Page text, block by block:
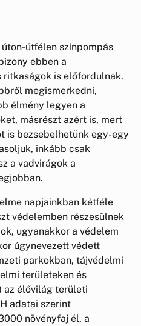
útfélen színpompás
ebben a
ritkaságok is előfordulnak.
megismerkedni,
élmény legyen a
másrészt azért is, mert
is bezsebelhetünk egy-egy
inkább csak
a vadvirágok a
napjainkban kétféle
védelemben részesülnek
ugyanakkor a védelem
úgynevezett védett
parkokban, tájvédelmi
területeken és
az élővilág területi
adatai szerint
növényfaj él, a